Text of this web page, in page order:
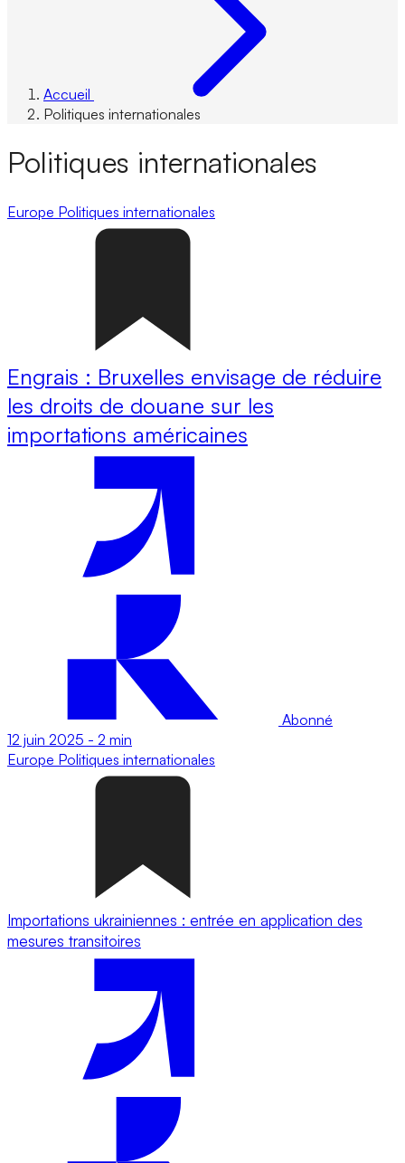
Accueil
Politiques internationales
Politiques internationales
Europe Politiques internationales
Engrais : Bruxelles envisage de réduire
les droits de douane sur les
importations américaines
Abonné
12 juin 2025 - 2 min
Europe Politiques internationales
Importations ukrainiennes : entrée en application des
mesures transitoires